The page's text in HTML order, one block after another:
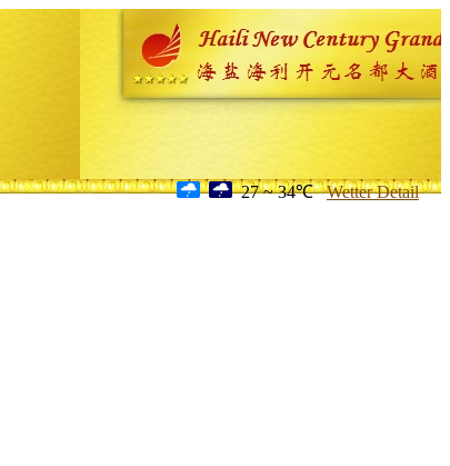
27 ~ 34℃ Wetter Detail